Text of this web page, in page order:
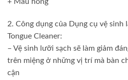
2. Công dụng của Dụng cụ vệ
Tongue Cleaner:
– Vệ sinh lưỡi sạch sẽ làm giảm
trên miệng ở những vị trí mà bàn
cận